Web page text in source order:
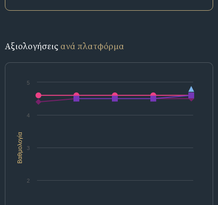
Αξιολογήσεις ανά πλατφόρμα
Βαθμολογία
2
3
4
5